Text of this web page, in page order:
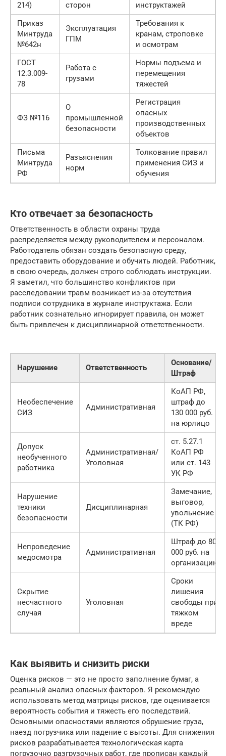
214)
сторон
инструктажей
Приказ
Минтруда
№642н
Эксплуатация
ГПМ
Требования к
кранам, строповке
и осмотрам
ГОСТ
12.3.009-
78
Работа с
грузами
Нормы подъема и
перемещения
тяжестей
ФЗ №116
О
промышленной
безопасности
Регистрация
опасных
производственных
объектов
Письма
Минтруда
РФ
Разъяснения
норм
Толкование правил
применения СИЗ и
обучения
Кто отвечает за безопасность
Ответственность в области охраны труда
распределяется между руководителем и персоналом.
Работодатель обязан создать безопасную среду,
предоставить оборудование и обучить людей. Работник,
в свою очередь, должен строго соблюдать инструкции.
Я заметил, что большинство конфликтов при
расследовании травм возникает из-за отсутствия
подписи сотрудника в журнале инструктажа. Если
работник сознательно игнорирует правила, он может
быть привлечен к дисциплинарной ответственности.
Нарушение Ответственность
Основание/
Штраф
Необеспечение
СИЗ
Административная
КоАП РФ,
штраф до
130 000 руб.
на юрлицо
Допуск
необученного
работника
Административная/
Уголовная
ст. 5.27.1
КоАП РФ
или ст. 143
УК РФ
Нарушение
техники
безопасности
Дисциплинарная
Замечание,
выговор,
увольнение
(ТК РФ)
Непроведение
медосмотра
Административная
Штраф до 80
000 руб. на
организацию
Скрытие
несчастного
случая
Уголовная
Сроки
лишения
свободы при
тяжком
вреде
Как выявить и снизить риски
Оценка рисков — это не просто заполнение бумаг, а
реальный анализ опасных факторов. Я рекомендую
использовать метод матрицы рисков, где оценивается
вероятность события и тяжесть его последствий.
Основными опасностями являются обрушение груза,
наезд погрузчика или падение с высоты. Для снижения
рисков разрабатывается технологическая карта
погрузочно разгрузочных работ, где прописан каждый